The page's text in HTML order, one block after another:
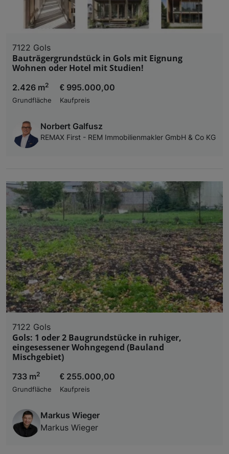
7122 Gols
Bauträgergrundstück in Gols mit Eignung
Wohnen oder Hotel mit Studien!
2.426 m2
Grundfläche
€ 995.000,00
Kaufpreis
Norbert Galfusz
REMAX First - REM Immobilienmakler GmbH & Co KG
7122 Gols
Gols: 1 oder 2 Baugrundstücke in ruhiger,
eingesessener Wohngegend (Bauland
Mischgebiet)
733 m2
Grundfläche
€ 255.000,00
Kaufpreis
Markus Wieger
Markus Wieger